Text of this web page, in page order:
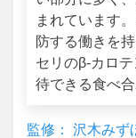
まれています
防する働きを
セリのβ‐カロ
待できる食べ
監修： 沢木みず